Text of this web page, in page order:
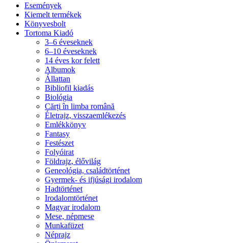
Események
Kiemelt termékek
Könyvesbolt
Tortoma Kiadó
3–6 éveseknek
6–10 éveseknek
14 éves kor felett
Albumok
Állattan
Bibliofil kiadás
Biológia
Cărți în limba română
Életrajz, visszaemlékezés
Emlékkönyv
Fantasy
Festészet
Folyóirat
Földrajz, élővilág
Geneológia, családtörténet
Gyermek- és ifjúsági irodalom
Hadtörténet
Irodalomtörténet
Magyar irodalom
Mese, népmese
Munkafüzet
Néprajz